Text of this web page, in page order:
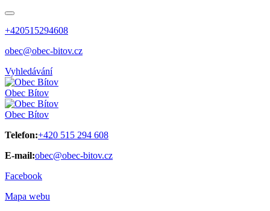
+420515294608
obec@obec-bitov.cz
Vyhledávání
Obec Bítov
Obec Bítov
Telefon:+420 515 294 608
E-mail:obec@obec-bitov.cz
Facebook
Mapa webu